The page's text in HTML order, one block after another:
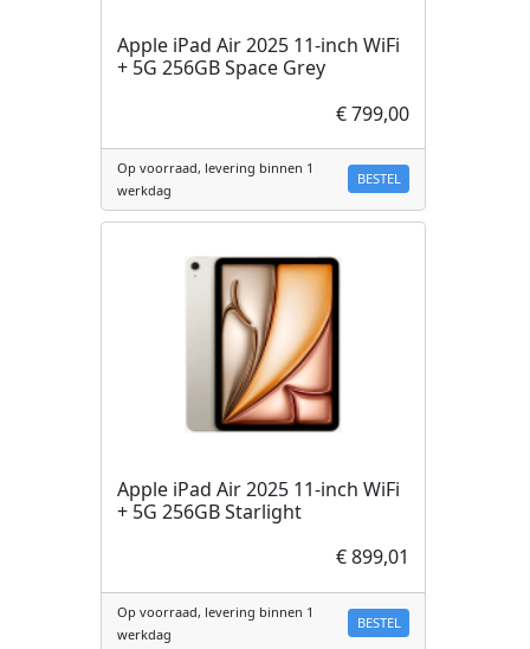
Apple iPad Air 2025 11-inch WiFi
+ 5G 256GB Space Grey
€ 799,00
Op voorraad, levering binnen 1
werkdag
BESTEL
Apple iPad Air 2025 11-inch WiFi
+ 5G 256GB Starlight
€ 899,01
Op voorraad, levering binnen 1
werkdag
BESTEL